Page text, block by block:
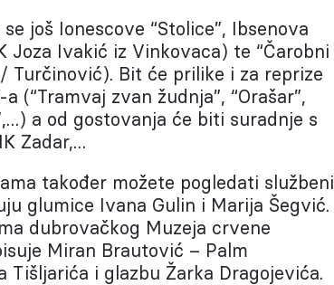
još Ionescove “Stolice”, Ibsenova
Joza Ivakić iz Vinkovaca) te “Čarobni
Turčinović). Bit će prilike i za reprize
(“Tramvaj zvan žudnja”, “Orašar”,
a od gostovanja će biti suradnje s
Zadar,…
također možete pogledati službeni
glumice Ivana Gulin i Marija Šegvić.
dubrovačkog Muzeja crvene
Miran Brautović – Palm
Tišljarića i glazbu Žarka Dragojevića.